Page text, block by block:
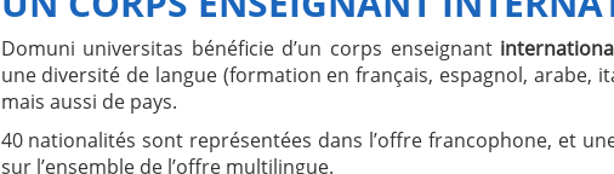
Domuni universitas bénéficie d’un corps enseignant
une diversité de langue (formation en français, espagnol, arabe,
mais aussi de pays.
40 nationalités sont représentées dans l’offre francophone, et
sur l’ensemble de l’offre multilingue.